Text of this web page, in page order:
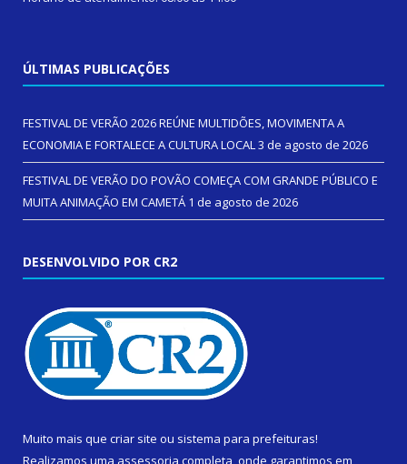
ÚLTIMAS PUBLICAÇÕES
FESTIVAL DE VERÃO 2026 REÚNE MULTIDÕES, MOVIMENTA A
ECONOMIA E FORTALECE A CULTURA LOCAL3 de agosto de 2026
FESTIVAL DE VERÃO DO POVÃO COMEÇA COM GRANDE PÚBLICO E
MUITA ANIMAÇÃO EM CAMETÁ 1 de agosto de 2026
DESENVOLVIDO POR CR2
Muito mais que criar site ou sistema para prefeituras!
Realizamos uma assessoria completa, onde garantimos em